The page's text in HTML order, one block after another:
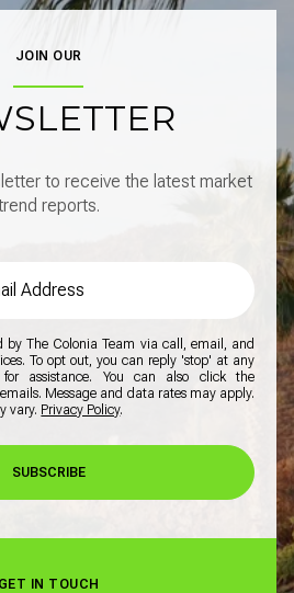
JOIN OUR
to receive the latest market
reports.
by The Colonia Team via call, email, and
To opt out, you can reply 'stop' at any
assistance. You can also click the
Message and data rates may apply.
vary. Privacy Policy.
SUBSCRIBE
GET IN TOUCH